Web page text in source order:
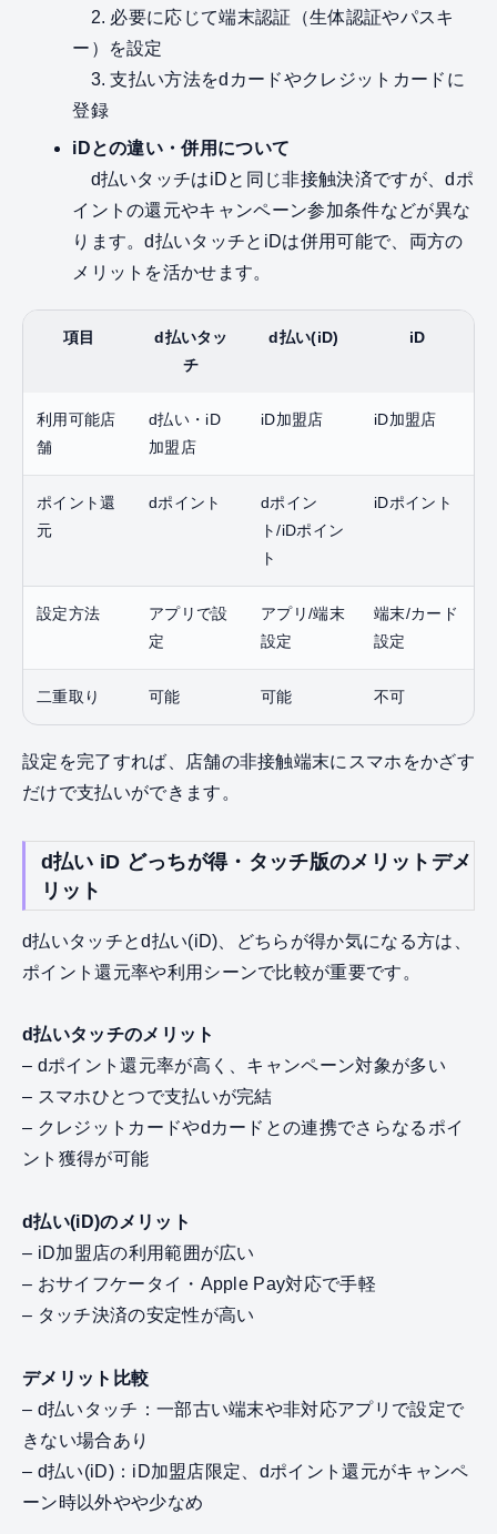
2. 必要に応じて端末認証（生体認証やパスキ
ー）を設定
3. 支払い方法をdカードやクレジットカードに
登録
iDとの違い・併用について
d払いタッチはiDと同じ非接触決済ですが、dポ
イントの還元やキャンペーン参加条件などが異な
ります。d払いタッチとiDは併用可能で、両方の
メリットを活かせます。
項目
d払いタッ
チ
d払い(iD) iD
利用可能店
舗
d払い・iD
加盟店
iD加盟店 iD加盟店
ポイント還
元
dポイント
dポイン
ト/iDポイン
ト
iDポイント
設定方法
アプリで設
定
アプリ/端末
設定
端末/カード
設定
二重取り 可能 可能 不可
設定を完了すれば、店舗の非接触端末にスマホをかざす
だけで支払いができます。
d払い iD どっちが得・タッチ版のメリットデメ
リット
d払いタッチとd払い(iD)、どちらが得か気になる方は、
ポイント還元率や利用シーンで比較が重要です。
d払いタッチのメリット
– dポイント還元率が高く、キャンペーン対象が多い
– スマホひとつで支払いが完結
– クレジットカードやdカードとの連携でさらなるポイ
ント獲得が可能
d払い(iD)のメリット
– iD加盟店の利用範囲が広い
– おサイフケータイ・Apple Pay対応で手軽
– タッチ決済の安定性が高い
デメリット比較
– d払いタッチ：一部古い端末や非対応アプリで設定で
きない場合あり
– d払い(iD)：iD加盟店限定、dポイント還元がキャンペ
ーン時以外やや少なめ